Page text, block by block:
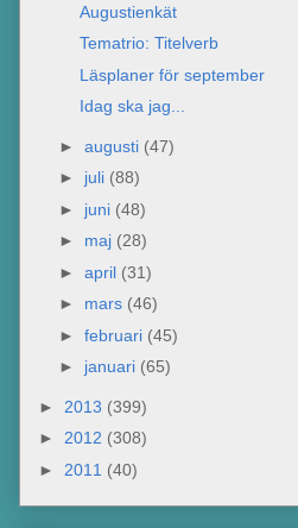
Augustienkät
Tematrio: Titelverb
Läsplaner för september
Idag ska jag...
► augusti (47)
► juli (88)
► juni (48)
► maj (28)
► april (31)
► mars (46)
► februari (45)
► januari (65)
► 2013 (399)
► 2012 (308)
► 2011 (40)